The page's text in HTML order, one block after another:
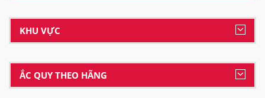
KHU VỰC
ẮC QUY THEO HÃNG